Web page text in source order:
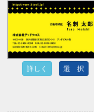
詳しく 選 択